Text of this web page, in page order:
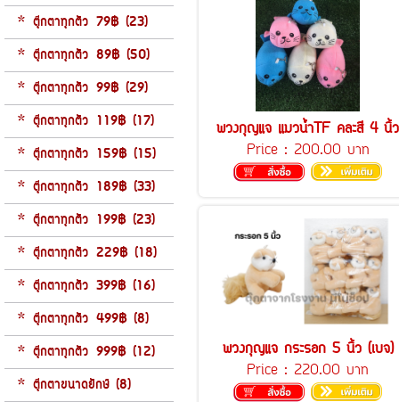
* ตุ๊กตาทุกตัว 79฿ (23)
* ตุ๊กตาทุกตัว 89฿ (50)
* ตุ๊กตาทุกตัว 99฿ (29)
* ตุ๊กตาทุกตัว 119฿ (17)
* ตุ๊กตาทุกตัว 159฿ (15)
* ตุ๊กตาทุกตัว 189฿ (33)
* ตุ๊กตาทุกตัว 199฿ (23)
* ตุ๊กตาทุกตัว 229฿ (18)
* ตุ๊กตาทุกตัว 399฿ (16)
* ตุ๊กตาทุกตัว 499฿ (8)
* ตุ๊กตาทุกตัว 999฿ (12)
* ตุ๊กตาขนาดยักษ์ (8)
พวงกุญแจ แมวน้ำTF คละสี 4 นิ้ว
Price : 200.00 บาท
พวงกุญแจ กระรอก 5 นิ้ว (เบจ)
Price : 220.00 บาท